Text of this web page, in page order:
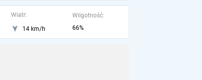
Wiatr:
14 km/h
Wilgotność:
66%